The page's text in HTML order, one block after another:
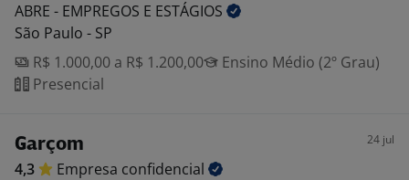
ABRE - EMPREGOS E ESTÁGIOS
São Paulo - SP
R$ 1.000,00 a R$ 1.200,00
Ensino Médio (2º Grau)
Presencial
Garçom 24 jul
4,3 Empresa confidencial